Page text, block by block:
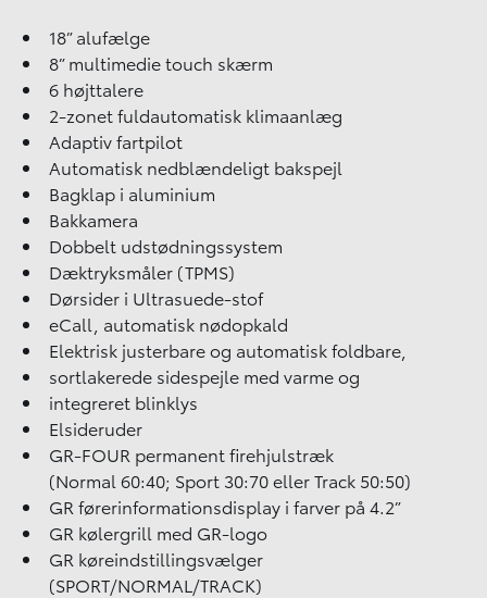
18” alufælge
8” multimedie touch skærm
6 højttalere
2-zonet fuldautomatisk klimaanlæg
Adaptiv fartpilot
Automatisk nedblændeligt bakspejl
Bagklap i aluminium
Bakkamera
Dobbelt udstødningssystem
Dæktryksmåler (TPMS)
Dørsider i Ultrasuede-stof
eCall, automatisk nødopkald
Elektrisk justerbare og automatisk foldbare,
sortlakerede sidespejle med varme og
integreret blinklys
Elsideruder
GR-FOUR permanent firehjulstræk
(Normal 60:40; Sport 30:70 eller Track 50:50)
GR førerinformationsdisplay i farver på 4.2”
GR kølergrill med GR-logo
GR køreindstillingsvælger
(SPORT/NORMAL/TRACK)